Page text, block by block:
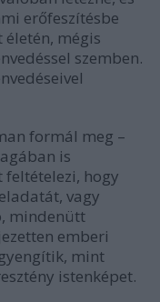
erőfeszítésbe
mégis
szemben.
formál meg –
is
feltételezi, hogy
vagy
mindenütt
emberi
mint
istenképet.